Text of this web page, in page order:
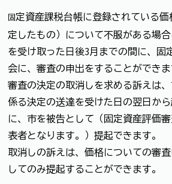
固 定資産課税台帳に登録されている
定したもの）について不服がある場
を受け取った日後3月までの間に、固
会に、審査の申出をすることができま
審査の決定の取消しを求める訴えは
係る決定の送達を受けた日の翌日か
に、市を被告として（固定資産評価
表者となります。）提起できます。
取消しの訴えは、価格についての審
してのみ提起することができます。